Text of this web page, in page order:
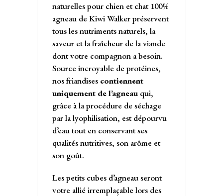
naturelles pour chien et chat 100%
agneau de Kiwi Walker préservent
tous les nutriments naturels, la
saveur et la fraîcheur de la viande
dont votre compagnon a besoin.
Source incroyable de protéines,
nos friandises contiennent
uniquement de l’agneau qui,
grâce à la procédure de séchage
par la lyophilisation, est dépourvu
d’eau tout en conservant ses
qualités nutritives, son arôme et
son goût.
Les petits cubes d’agneau seront
votre allié irremplaçable lors des